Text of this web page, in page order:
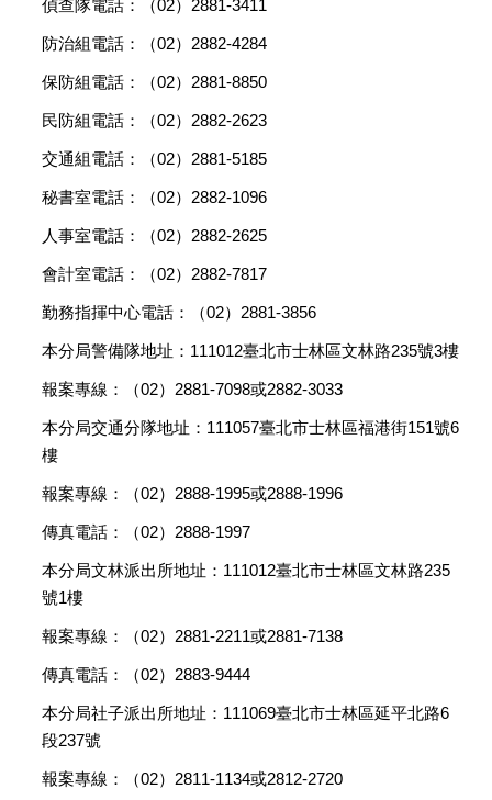
偵查隊電話：（02）2881-3411
防治組電話：（02）2882-4284
保防組電話：（02）2881-8850
民防組電話：（02）2882-2623
交通組電話：（02）2881-5185
秘書室電話：（02）2882-1096
人事室電話：（02）2882-2625
會計室電話：（02）2882-7817
勤務指揮中心電話：（02）2881-3856
本分局警備隊地址：111012臺北市士林區文林路235號3樓
報案專線：（02）2881-7098或2882-3033
本分局交通分隊地址：111057臺北市士林區福港街151號6
樓
報案專線：（02）2888-1995或2888-1996
傳真電話：（02）2888-1997
本分局文林派出所地址：111012臺北市士林區文林路235
號1樓
報案專線：（02）2881-2211或2881-7138
傳真電話：（02）2883-9444
本分局社子派出所地址：111069臺北市士林區延平北路6
段237號
報案專線：（02）2811-1134或2812-2720